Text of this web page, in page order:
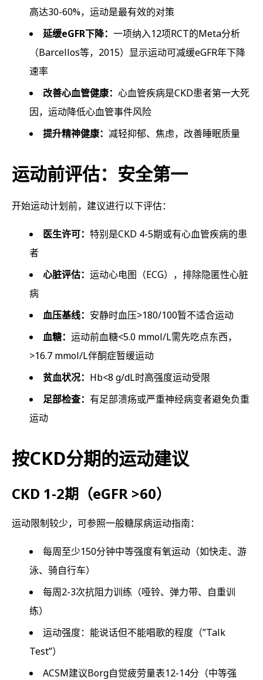
高达30-60%，运动是最有效的对策
延缓eGFR下降： 一项纳入12项RCT的Meta分析
（Barcellos等，2015）显示运动可减缓eGFR年下降
速率
改善心血管健康： 心血管疾病是CKD患者第一大死
因，运动降低心血管事件风险
提升精神健康： 减轻抑郁、焦虑，改善睡眠质量
运动前评估：安全第一
开始运动计划前，建议进行以下评估：
医生许可： 特别是CKD 4-5期或有心血管疾病的患
者
心脏评估： 运动心电图（ECG），排除隐匿性心脏
病
血压基线： 安静时血压>180/100暂不适合运动
血糖： 运动前血糖<5.0 mmol/L需先吃点东西，
>16.7 mmol/L伴酮症暂缓运动
贫血状况： Hb<8 g/dL时高强度运动受限
足部检查： 有足部溃疡或严重神经病变者避免负重
运动
按CKD分期的运动建议
CKD 1-2期（eGFR >60）
运动限制较少，可参照一般糖尿病运动指南：
每周至少150分钟中等强度有氧运动（如快走、游
泳、骑自行车）
每周2-3次抗阻力训练（哑铃、弹力带、自重训
练）
运动强度：能说话但不能唱歌的程度（”Talk
Test”）
ACSM建议Borg自觉疲劳量表12-14分（中等强